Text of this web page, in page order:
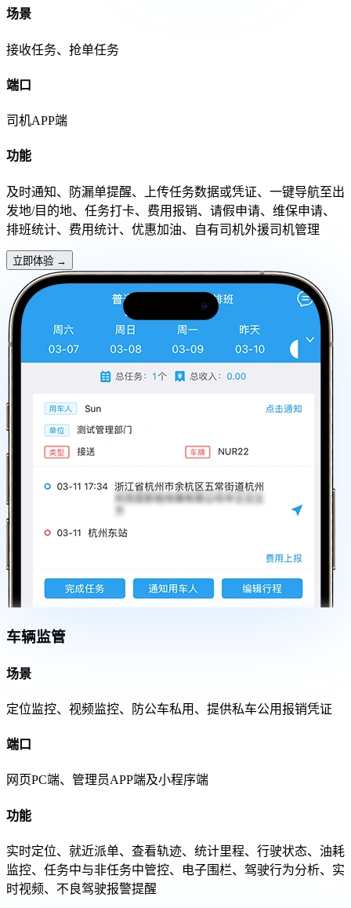
场景
接收任务、抢单任务
端口
司机APP端
功能
及时通知、防漏单提醒、上传任务数据或凭证、一键导航至出
发地/目的地、任务打卡、费用报销、请假申请、维保申请、
排班统计、费用统计、优惠加油、自有司机外援司机管理
立即体验 →
车辆监管
场景
定位监控、视频监控、防公车私用、提供私车公用报销凭证
端口
网页PC端、管理员APP端及小程序端
功能
实时定位、就近派单、查看轨迹、统计里程、行驶状态、油耗
监控、任务中与非任务中管控、电子围栏、驾驶行为分析、实
时视频、不良驾驶报警提醒